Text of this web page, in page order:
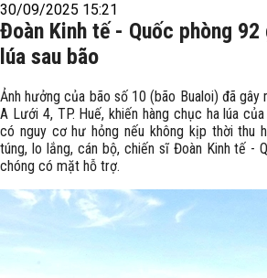
30/09/2025 15:21
Đoàn Kinh tế - Quốc phòng
lúa sau bão
Ảnh hưởng của bão số 10 (bão Bualoi) đã
A Lưới 4, TP. Huế, khiến hàng chục ha lúa
có nguy cơ hư hỏng nếu không kịp thời thu
túng, lo lắng, cán bộ, chiến sĩ Đoàn Kinh tế -
chóng có mặt hỗ trợ.